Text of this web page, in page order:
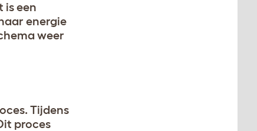
is een
energie
weer
Tijdens
proces